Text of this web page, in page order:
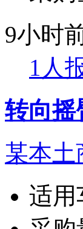
9小时
1人
转向摇
某本土
适用